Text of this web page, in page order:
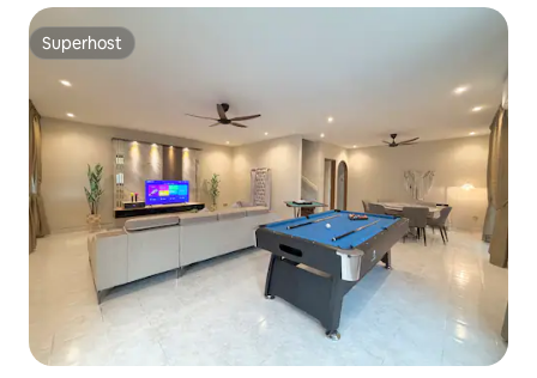
Superhost
Superhost